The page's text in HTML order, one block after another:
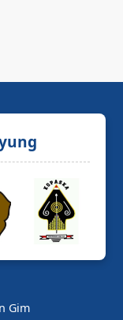
Gim